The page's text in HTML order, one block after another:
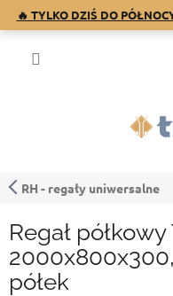
🔥 TYLKO DZIŚ DO
RH - regały uniwersalne
Regał
półek